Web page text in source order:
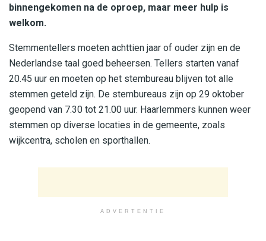
binnengekomen na de oproep, maar meer hulp is
welkom.
Stemmentellers moeten achttien jaar of ouder zijn en de
Nederlandse taal goed beheersen. Tellers starten vanaf
20.45 uur en moeten op het stembureau blijven tot alle
stemmen geteld zijn. De stembureaus zijn op 29 oktober
geopend van 7.30 tot 21.00 uur. Haarlemmers kunnen weer
stemmen op diverse locaties in de gemeente, zoals
wijkcentra, scholen en sporthallen.
ADVERTENTIE